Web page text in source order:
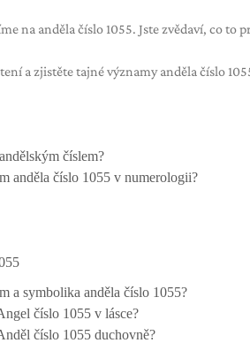
na anděla číslo 1055. Jste zvědaví, co to
a zjistěte tajné významy anděla číslo
číslem?
anděla číslo 1055 v numerologii?
a symbolika anděla číslo 1055?
číslo 1055 v lásce?
číslo 1055 duchovně?